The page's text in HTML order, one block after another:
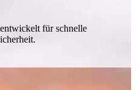
für schnelle